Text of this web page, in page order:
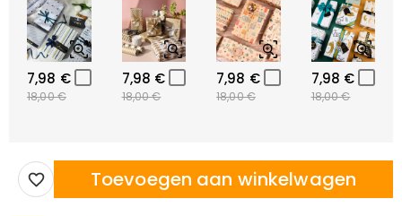
7,98 €
18,00 €
7,98 €
18,00 €
7,98 €
18,00 €
7,98 €
18,00 €
Toevoegen aan winkelwagen